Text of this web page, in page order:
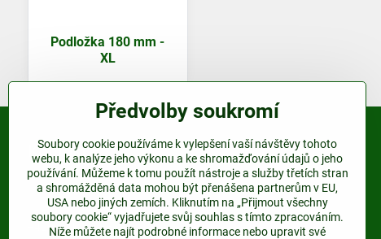
Podložka 180 mm -
XL
Kontakt
www.plastovepodkovy.cz
Telefon:
+420 604 517 833
Předvolby soukromí
Soubory cookie používáme k vylepšení vaší návštěvy tohoto
webu, k analýze jeho výkonu a ke shromažďování údajů o jeho
používání. Můžeme k tomu použít nástroje a služby třetích stran
a shromážděná data mohou být přenášena partnerům v EU,
USA nebo jiných zemích. Kliknutím na „Přijmout všechny
soubory cookie“ vyjadřujete svůj souhlas s tímto zpracováním.
Níže můžete najít podrobné informace nebo upravit své